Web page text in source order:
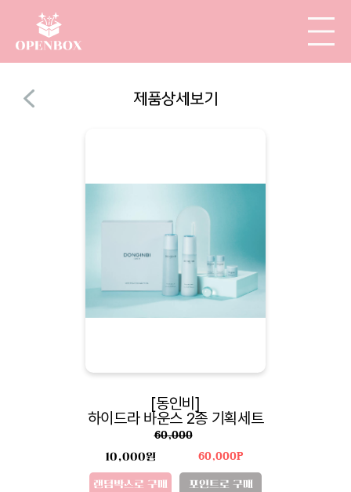
제품상세보기
[동인비]
하이드라 바운스 2종 기획세트
60,000
10,000원
랜덤박스로 구매
60,000P
포인트로 구매